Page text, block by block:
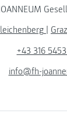
Graz
+43 316
info@fh-